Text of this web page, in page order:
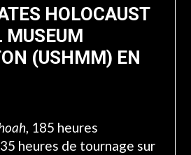
HOLOCAUST
MUSEUM
(USHMM) EN
, 185 heures
heures de tournage sur